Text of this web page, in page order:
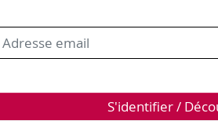
S'identifier /